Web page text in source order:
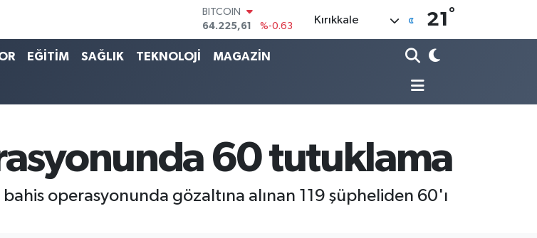
DOLAR
47,6704
%0
EURO
55,0406
%-0.08
13.799
%70
BITCOIN
64.225,61
%-0.63
Kırıkkale 21 °
EĞİTİM SAĞLIK TEKNOLOJİ MAGAZİN
60 tutuklama
operasyonunda gözaltına alınan 119 şüpheliden 60'ı